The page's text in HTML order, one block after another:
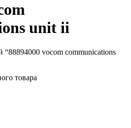
unit ii
“88894000 vocom communications
товара